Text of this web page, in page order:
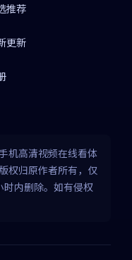
推荐
更新
机高清视频在线看体
权归原作者所有，仅
内删除。如有侵权